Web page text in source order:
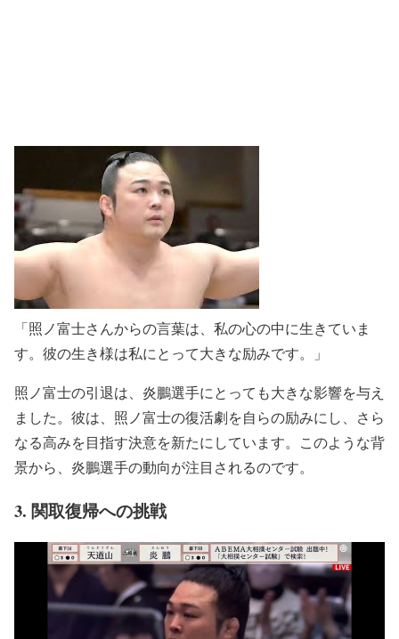
「照ノ富士さんからの言葉は、私の心の中に生きていま
す。彼の生き様は私にとって大きな励みです。」
照ノ富士の引退は、炎鵬選手にとっても大きな影響を与え
ました。彼は、照ノ富士の復活劇を自らの励みにし、さら
なる高みを目指す決意を新たにしています。このような背
景から、炎鵬選手の動向が注目されるのです。
3. 関取復帰への挑戦